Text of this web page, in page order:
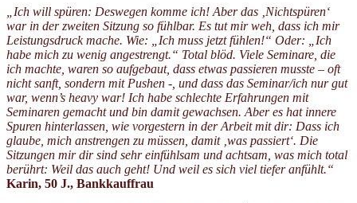
„Ich will spüren: Deswegen komme ich! Aber das ‚Nichtspüren‘
war in der zweiten Sitzung so fühlbar. Es tut mir weh, dass ich mir
Leistungsdruck mache. Wie: „Ich muss jetzt fühlen!“ Oder: „Ich
habe mich zu wenig angestrengt.“ Total blöd. Viele Seminare, die
ich machte, waren so aufgebaut, dass etwas passieren musste – oft
nicht sanft, sondern mit Pushen -, und dass das Seminar/ich nur gut
war, wenn’s heavy war! Ich habe schlechte Erfahrungen mit
Seminaren gemacht und bin damit gewachsen. Aber es hat innere
Spuren hinterlassen, wie vorgestern in der Arbeit mit dir: Dass ich
glaube, mich anstrengen zu müssen, damit ‚was passiert‘. Die
Sitzungen mir dir sind sehr einfühlsam und achtsam, was mich total
berührt: Weil das auch geht! Und weil es sich viel tiefer anfühlt.“
Karin, 50 J., Bankkauffrau